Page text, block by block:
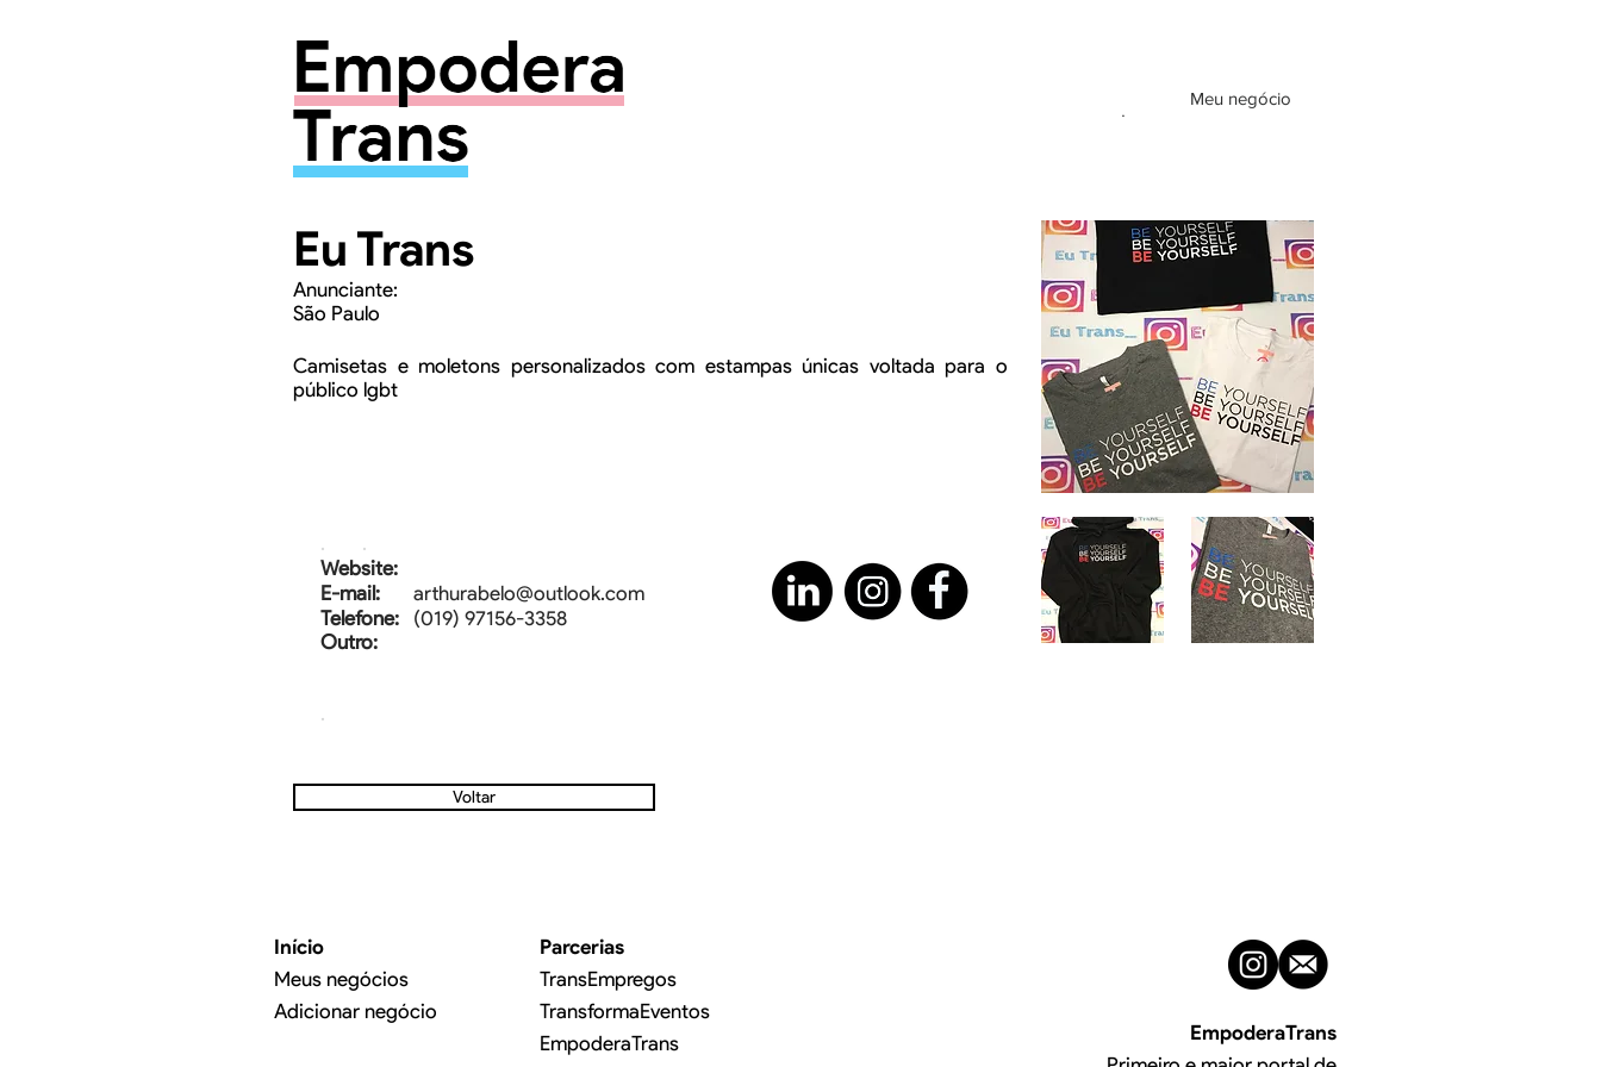
. Meu negócio
Eu Trans
Anunciante:
São Paulo
Camisetas e moletons personalizados com estampas únicas voltada para o
público lgbt
.
.
Website:
E-mail:
arthurabelo@outlook.com
Telefone:
(019) 97156-3358
Outro:
.
Voltar
Início
Meus negócios
Adicionar negócio
Parcerias
TransEmpregos
TransformaEventos
EmpoderaTrans
EmpoderaTrans